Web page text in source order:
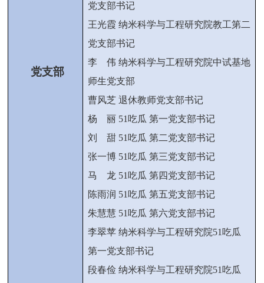
党支部
党支部书记
王光霞 纳米科学与工程研究院教工第二
党支部书记
李 伟纳米科学与工程研究院中试基地
师生党支部
曹风芝 退休教师党支部书记
杨 丽51吃瓜 第一党支部书记
刘 甜 51吃瓜 第二党支部书记
张一博 51吃瓜 第三党支部书记
马 龙 51吃瓜 第四党支部书记
陈雨润 51吃瓜 第五党支部书记
朱慧慧 51吃瓜 第六党支部书记
李翠苹 纳米科学与工程研究院51吃瓜
第一党支部书记
段春俭 纳米科学与工程研究院51吃瓜